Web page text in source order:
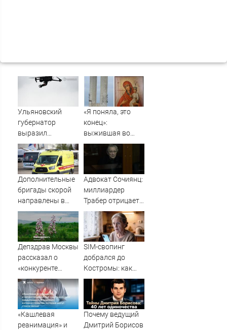
Ульяновский
губернатор
выразил
соболезнования
семьям погибших
в Нижнекамске
«Я поняла, это
конец»:
выжившая во
время шторма на
Волге девушка
рассказала, что
кричал ей
перед
Дополнительные
бригады скорой
направлены в
Нижнекамск для
помощи
пострадавшим
при атаке БПЛА
Адвокат Сочиянц:
миллиардер
Трабер отрицает
вину в убийстве
депутата Петрова
- Новости на
Вести.ru
Депздрав Москвы
рассказал о
«конкуренте
борщевика» в
России
SIM-свопинг
добрался до
Костромы: как
мошенники могут
похитить деньги
со вклада
«Кашлевая
реанимация» и
Почему ведущий
Дмитрий Борисов